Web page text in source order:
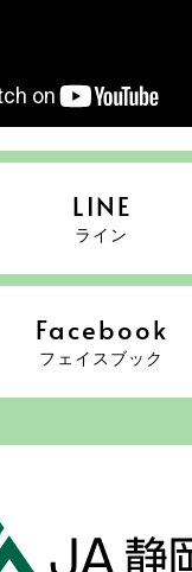
LINE
ライン
Facebook
フェイスブック